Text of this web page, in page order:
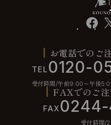
facebook
お電話でのご
TEL 0120-
受付時間/午前9:00〜午後
FAXでのご
FAX
受付時間/